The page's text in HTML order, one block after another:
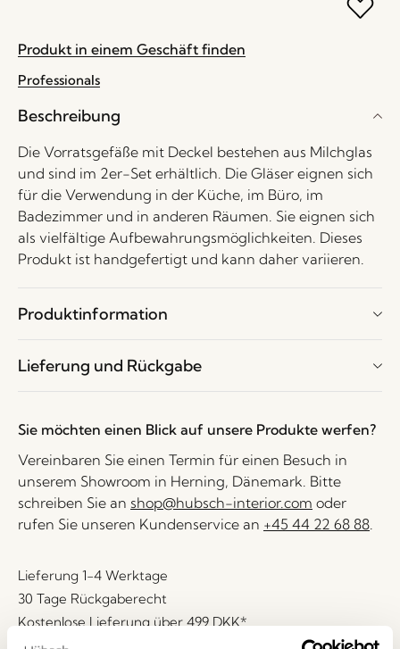
Produkt in einem Geschäft finden
Professionals
Beschreibung
Die Vorratsgefäße mit Deckel bestehen aus Milchglas
und sind im 2er-Set erhältlich. Die Gläser eignen sich
für die Verwendung in der Küche, im Büro, im
Badezimmer und in anderen Räumen. Sie eignen sich
als vielfältige Aufbewahrungsmöglichkeiten. Dieses
Produkt ist handgefertigt und kann daher variieren.
Produktinformation
Lieferung und Rückgabe
Sie möchten einen Blick auf unsere Produkte werfen?
Vereinbaren Sie einen Termin für einen Besuch in
unserem Showroom in Herning, Dänemark. Bitte
schreiben Sie an shop@hubsch-interior.com oder
rufen Sie unseren Kundenservice an +45 44 22 68 88.
Lieferung 1-4 Werktage
30 Tage Rückgaberecht
Kostenlose Lieferung über499 DKK*